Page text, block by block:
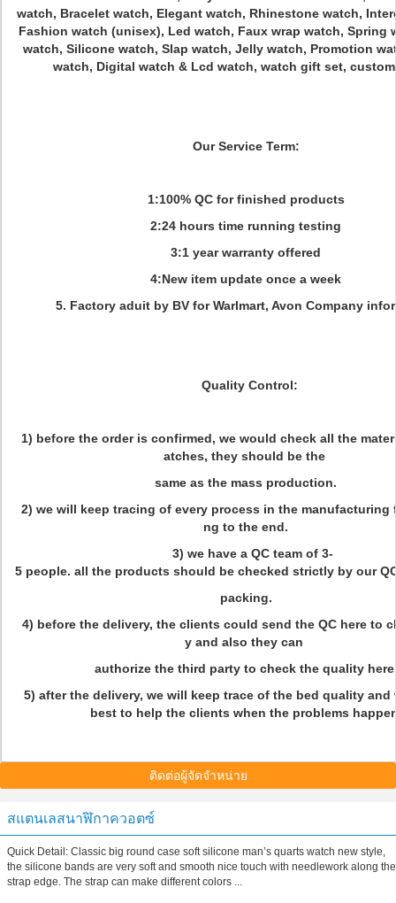
watch, Bracelet watch, Elegant watch, Rhinestone watch,
Fashion watch (unisex), Led watch, Faux wrap watch, Spring
watch, Silicone watch, Slap watch, Jelly watch, Promotion
watch, Digital watch & Lcd watch, watch gift set,
Our Service Term:
1:100% QC for finished products
2:24 hours time running testing
3:1 year warranty offered
4:New item update once a week
5. Factory aduit by BV for Warlmart, Avon Company
Quality Control:
1) before the order is confirmed, we would check all the
atches, they should be the
same as the mass production.
2) we will keep tracing of every process in the manufacturing
ng to the end.
3) we have a QC team of 3-
5 people. all the products should be checked strictly by our
packing.
4) before the delivery, the clients could send the QC here to
y and also they can
authorize the third party to check the quality
5) after the delivery, we will keep trace of the bed quality
best to help the clients when the problems
ติดต่อผู้จัดจำหน่าย
สแตนเลสนาฬิกาควอตซ์
Quick Detail: Classic big round case soft silicone man’s quarts watch new style,
the silicone bands are very soft and smooth nice touch with needlework along the
strap edge. The strap can make different colors ...